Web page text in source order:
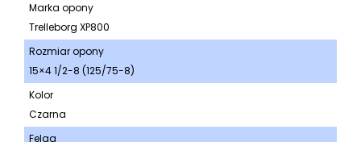
Marka opony
Trelleborg XP800
Rozmiar opony
15×4 1/2-8 (125/75-8)
Kolor
Czarna
Felga